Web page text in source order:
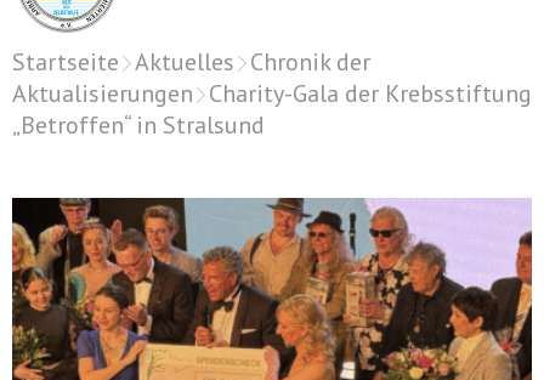
Startseite Aktuelles Chronik der
Aktualisierungen Charity-Gala der Krebsstiftung
„Betroffen“ in Stralsund